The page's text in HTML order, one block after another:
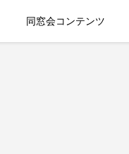
同窓会コンテンツ